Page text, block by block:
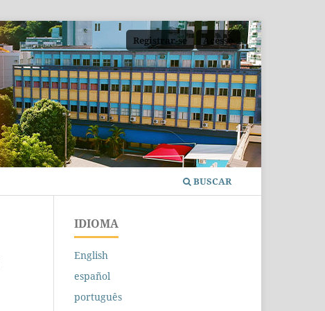
BUSCAR
Registrar-se Acesso
IDIOMA
English
español
português